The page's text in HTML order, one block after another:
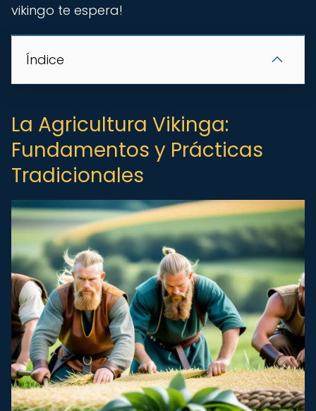
vikingo te espera!
Índice
La Agricultura Vikinga:
Fundamentos y Prácticas
Tradicionales